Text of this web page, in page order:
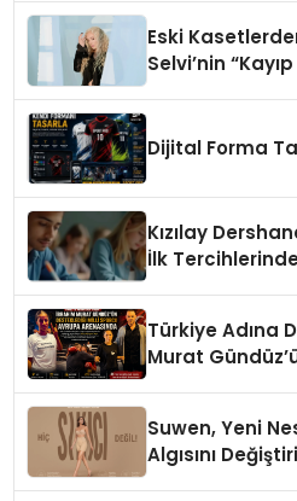
Eski
Selvi’nin
Dijital Forma
Kızılay
İlk
Türkiye Adına
Murat
Suwen, Yeni
Algısını